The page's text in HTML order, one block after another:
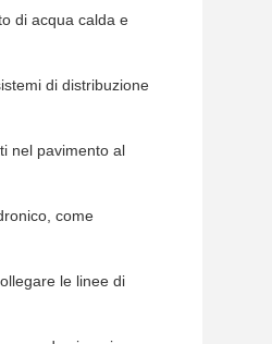
di acqua calda e
di distribuzione
nel pavimento al
come
le linee di